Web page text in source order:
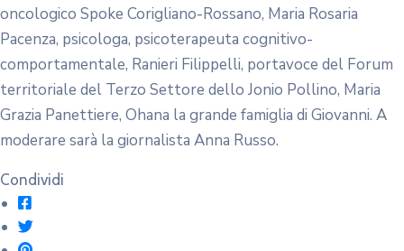
oncologico Spoke Corigliano-Rossano, Maria Rosaria
Pacenza, psicologa, psicoterapeuta cognitivo-
comportamentale, Ranieri Filippelli, portavoce del Forum
territoriale del Terzo Settore dello Jonio Pollino, Maria
Grazia Panettiere, Ohana la grande famiglia di Giovanni. A
moderare sarà la giornalista Anna Russo.
Condividi